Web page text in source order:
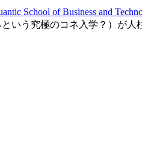
School of Business and
いう究極のコネ入学？）が人